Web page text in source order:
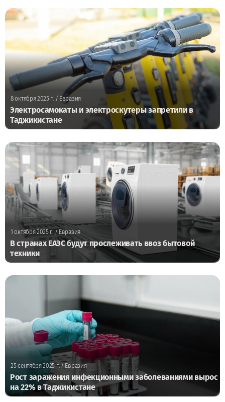
8 октября 2025 г. / Евразия
Электросамокаты и электроскутеры запретили в
Таджикистане
1 октября 2025 г./ Евразия
В странах ЕАЭС будут прослеживать ввоз бытовой
техники
25 сентября 2025 г./ Евразия
Рост заражения инфекционными заболеваниями вырос
на 22% в Таджикистане